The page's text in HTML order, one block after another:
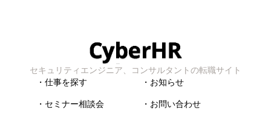
セキュリティエンジニア、コンサルタントの転職サイト
・仕事を探す
・お知らせ
・セミナー相談会
・お問い合わせ